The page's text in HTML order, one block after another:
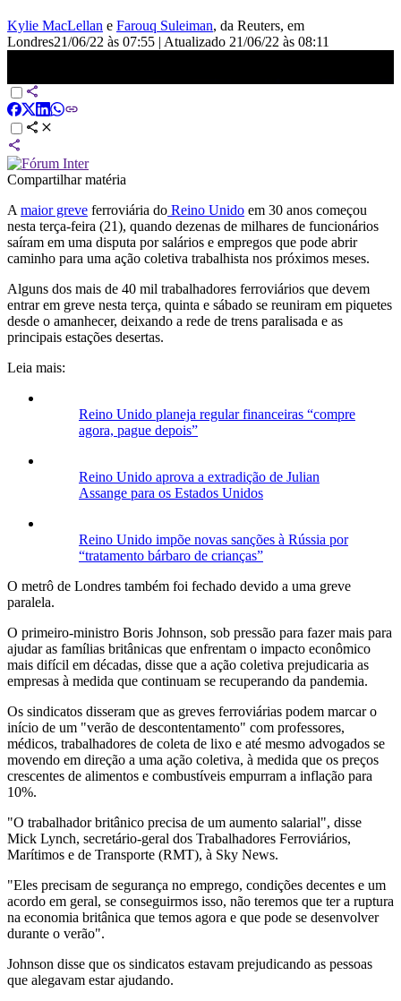
Kylie MacLellan e Farouq Suleiman, da Reuters, em
Londres21/06/22 às 07:55 | Atualizado 21/06/22 às 08:11
Compartilhar matéria
A maior greve ferroviária do Reino Unido em 30 anos começou
nesta terça-feira (21), quando dezenas de milhares de funcionários
saíram em uma disputa por salários e empregos que pode abrir
caminho para uma ação coletiva trabalhista nos próximos meses.
Alguns dos mais de 40 mil trabalhadores ferroviários que devem
entrar em greve nesta terça, quinta e sábado se reuniram em piquetes
desde o amanhecer, deixando a rede de trens paralisada e as
principais estações desertas.
Leia mais:
Reino Unido planeja regular financeiras “compre
agora, pague depois”
Reino Unido aprova a extradição de Julian
Assange para os Estados Unidos
Reino Unido impõe novas sanções à Rússia por
“tratamento bárbaro de crianças”
O metrô de Londres também foi fechado devido a uma greve
paralela.
O primeiro-ministro Boris Johnson, sob pressão para fazer mais para
ajudar as famílias britânicas que enfrentam o impacto econômico
mais difícil em décadas, disse que a ação coletiva prejudicaria as
empresas à medida que continuam se recuperando da pandemia.
Os sindicatos disseram que as greves ferroviárias podem marcar o
início de um "verão de descontentamento" com professores,
médicos, trabalhadores de coleta de lixo e até mesmo advogados se
movendo em direção a uma ação coletiva, à medida que os preços
crescentes de alimentos e combustíveis empurram a inflação para
10%.
"O trabalhador britânico precisa de um aumento salarial", disse
Mick Lynch, secretário-geral dos Trabalhadores Ferroviários,
Marítimos e de Transporte (RMT), à Sky News.
"Eles precisam de segurança no emprego, condições decentes e um
acordo em geral, se conseguirmos isso, não teremos que ter a ruptura
na economia britânica que temos agora e que pode se desenvolver
durante o verão".
Johnson disse que os sindicatos estavam prejudicando as pessoas
que alegavam estar ajudando.